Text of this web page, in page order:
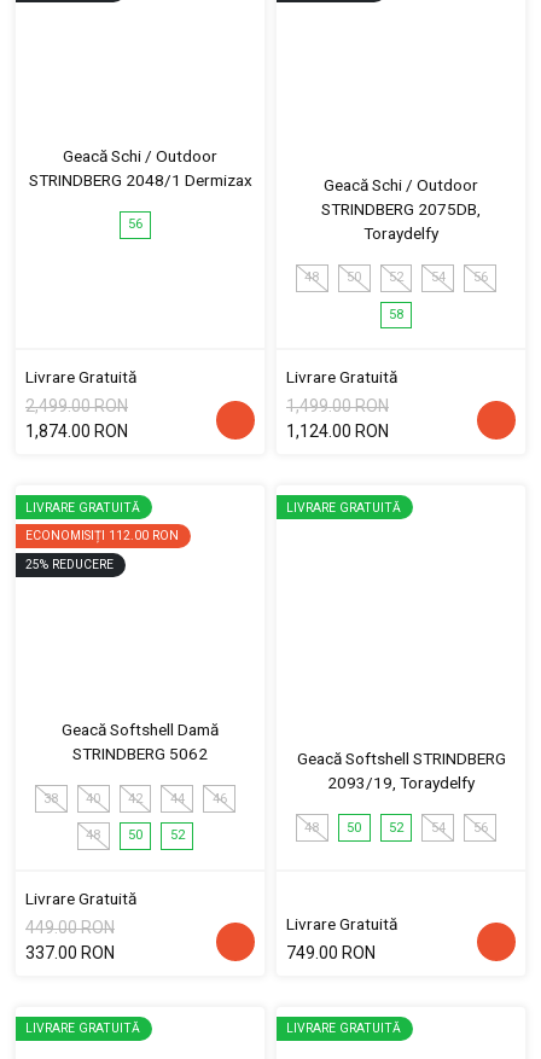
Geacă Schi / Outdoor
STRINDBERG 2048/1 Dermizax
56
Livrare Gratuită
2,499.00 RON
1,874.00 RON
Geacă Schi / Outdoor
STRINDBERG 2075DB,
Toraydelfy
48 50 52 54 56
58
Livrare Gratuită
1,499.00 RON
1,124.00 RON
LIVRARE GRATUITĂ
ECONOMISIȚI 112.00 RON
25% REDUCERE
Geacă Softshell Damă
STRINDBERG 5062
38 40 42 44 46
48 50 52
Livrare Gratuită
449.00 RON
337.00 RON
LIVRARE GRATUITĂ
Geacă Softshell STRINDBERG
2093/19, Toraydelfy
48 50 52 54 56
Livrare Gratuită
749.00 RON
LIVRARE GRATUITĂ LIVRARE GRATUITĂ